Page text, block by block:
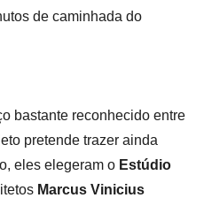
de caminhada do
bastante reconhecido entre
pretende trazer ainda
eles elegeram o Estúdio
Marcus Vinicius